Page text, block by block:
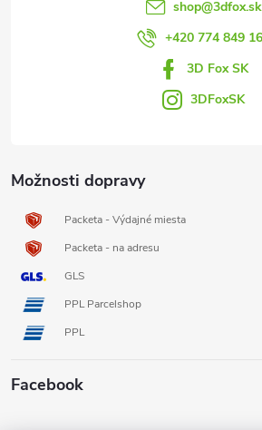
Možnosti dopravy
Packeta - Výdajné miesta
Packeta - na adresu
GLS
PPL Parcelshop
PPL
Facebook
shop@3dfox.sk
+420 774 849
3D Fox SK
3DFoxSK